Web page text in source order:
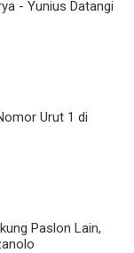
- Yunius Datangi
Urut 1 di
Paslon Lain,